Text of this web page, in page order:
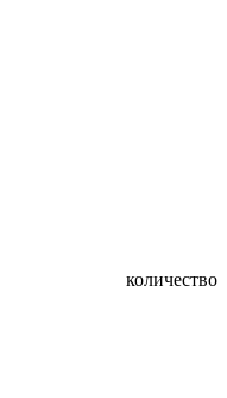
количество